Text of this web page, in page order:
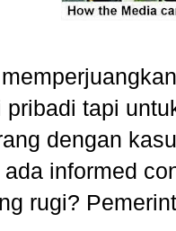
pribadi tapi
dengan
informed
rugi?